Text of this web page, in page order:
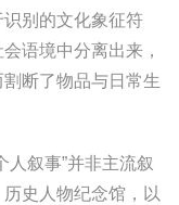
别的文化象征符
语境中分离出来，
断了物品与日常生
叙事”并非主流叙
史人物纪念馆，以